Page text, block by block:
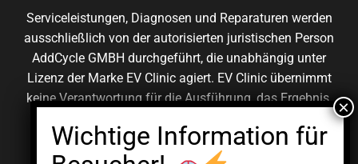
Serviceleistungen, Diagnosen und Reparaturen werden
ausschließlich von der autorisierten juristischen Person
AddCycle GMBH durchgeführt, die unabhängig unter
Lizenz der Marke EV Clinic agiert. EV Clinic übernimmt
keine Verantwortung für die Ausführung, das Ergebnis,
Schäden im Zusammenhang mit der erbrachten
Dienstleistung.